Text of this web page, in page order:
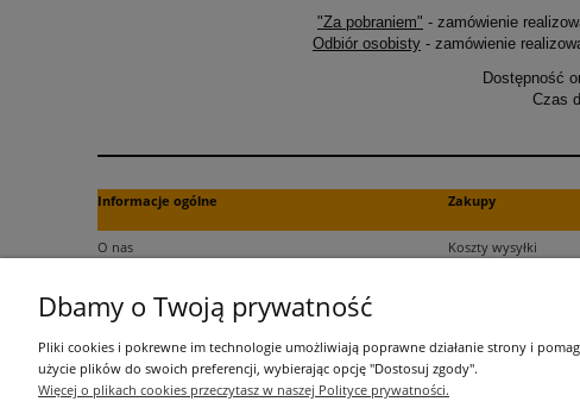
"Za pobraniem" - zamówienie
Odbiór osobisty - zamówienie
Dostępność
Czas
Informacje ogólne
O nas
Regulamin
Polityka prywatności
Informacje o przetwarzaniu danych
Zakupy
Koszty wysyłki
Czas realizacji
Dbamy o Twoją prywatność
Pliki cookies i pokrewne im technologie umożliwiają poprawne działanie strony i
użycie plików do swoich preferencji, wybierając opcję "Dostosuj zgody".
Więcej o plikach cookies przeczytasz w naszej Polityce prywatności.